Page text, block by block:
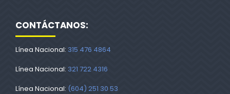
CONTÁCTANOS:
Línea Nacional: 315 476 4864
Línea Nacional: 321 722 4316
Línea Nacional: (604) 251 30 53